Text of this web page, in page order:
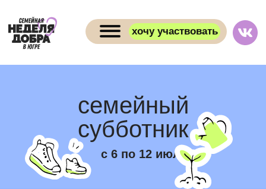
хочу участвовать
семейный
субботник
с 6 по 12 июля
Сделаем наши города и поселки
еще уютнее. Собирайте семью,